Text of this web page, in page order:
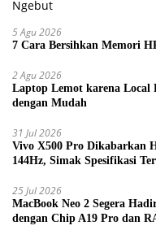
5 Agu 2026
7 Cara Bersihkan Memori
2 Agu 2026
Laptop Lemot karena Local
dengan Mudah
31 Jul 2026
Vivo X500 Pro Dikabarkan
144Hz, Simak Spesifikasi
25 Jul 2026
MacBook Neo 2 Segera
dengan Chip A19 Pro dan